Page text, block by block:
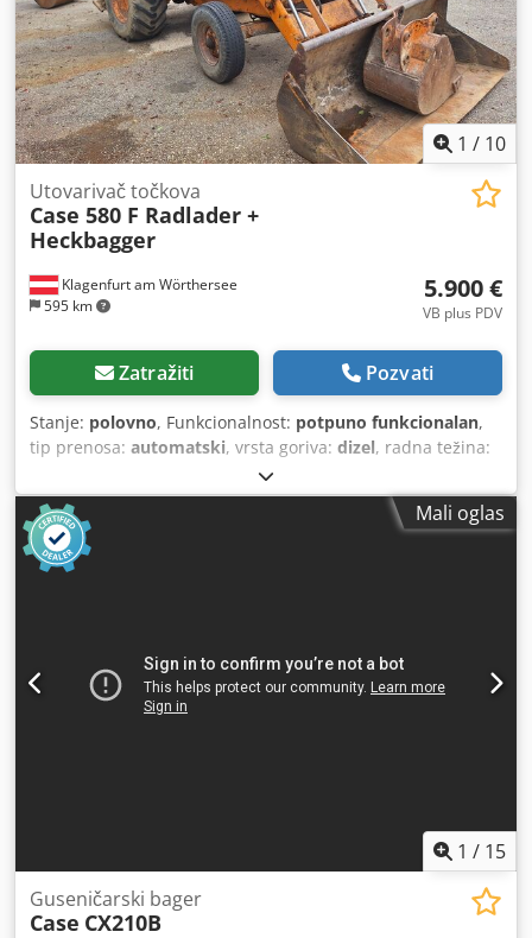
težina: 35,5 t.
1 / 10
Klagenfurt am Wörthersee
595 km
Utovarivač točkova
Case 580 F Radlader +
Heckbagger
5.900 €
VB plus PDV
Zatražiti Pozvati
Stanje: polovno, Funkcionalnost: potpuno funkcionalan,
tip prenosa: automatski, vrsta goriva: dizel, radna težina:
, konfiguracija osovina:
10/1977, Godina proizvodnje:1977, Oprema:hidraulika,
Tehnički ispravno Cjdpfx Aot S Idrjn Ujha
Mali oglas
1 / 15
Guseničarski bager
Case CX210B